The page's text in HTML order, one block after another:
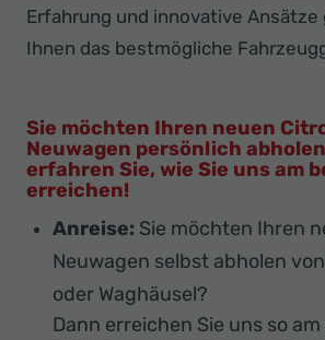
Erfahrung und innovative Ansätze
Ihnen das bestmögliche
Sie möchten Ihren neuen
Neuwagen persönlich
erfahren Sie, wie Sie uns am
erreichen!
Anreise: Sie möchten Ihren
Neuwagen selbst abholen
oder Waghäusel?
Dann erreichen Sie uns so